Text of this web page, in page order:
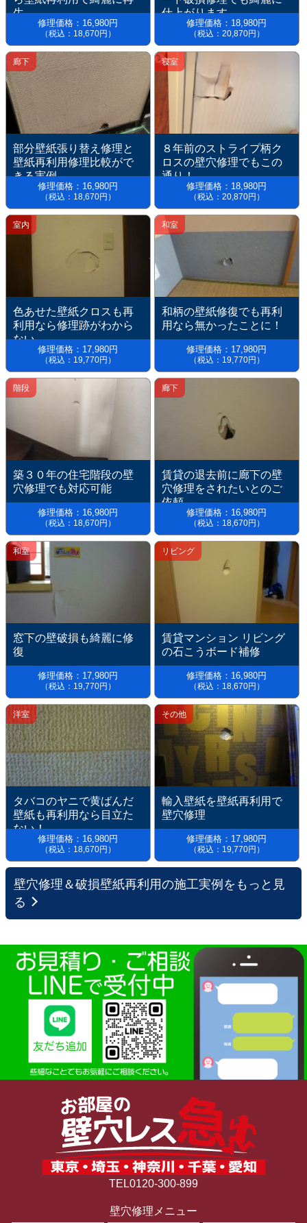
修理価格：16,980円
（税込：18,670円）
生
修理価格：18,980円
（税込：20,870円）
仕上がります。
廊下
修理価格：16,980円
（税込：18,670円）
部分壁紙張り替え修理と
壁紙再利用修理比較がで
きる実例
寝室
修理価格：18,980円
（税込：20,870円）
８年前のストライプ柄ク
ロスの壁穴修理でもこの
通り！
室内
修理価格：17,980円
（税込：19,770円）
色あせた壁紙クロスも再
利用なら修理跡がわから
ない。
和室
修理価格：17,980円
（税込：19,770円）
和柄の壁紙修復でも再利
用なら無かったことに！
階段
修理価格：16,980円
（税込：18,670円）
築３０年の住宅階段の壁
穴修理でも対応可能
廊下
修理価格：16,980円
（税込：18,670円）
賃貸の退去前に廊下の壁
穴修理をされたいとのご
依頼
和室
修理価格：17,980円
（税込：19,770円）
窓下の壁破損も綺麗に修
復
リビング
修理価格：16,980円
（税込：18,670円）
賃貸マンション リビング
の石こうボード補修
洋室
修理価格：16,980円
（税込：18,670円）
タバコのヤニで黄ばんだ
壁紙も再利用なら目立た
ない！
その他
修理価格：17,980円
（税込：19,770円）
輸入壁紙を壁紙再利用で
壁穴修理
壁穴修理＆破損壁紙再利用の施工実例をもっと見
る
TEL0120-300-899
壁穴修理メニュー